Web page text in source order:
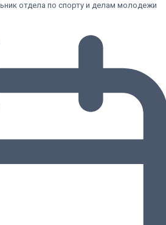
отдела по спорту и делам молодежи